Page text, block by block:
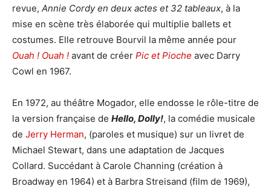
revue, Annie Cordy en deux actes et 32 tableaux, à la
mise en scène très élaborée qui multiplie ballets et
costumes. Elle retrouve Bourvil la même année pour
Ouah ! Ouah ! avant de créer Pic et Pioche avec Darry
Cowl en 1967.
En 1972, au théâtre Mogador, elle endosse le rôle-titre de
la version française de Hello, Dolly!, la comédie musicale
de Jerry Herman, (paroles et musique) sur un livret de
Michael Stewart, dans une adaptation de Jacques
Collard. Succédant à Carole Channing (création à
Broadway en 1964) et à Barbra Streisand (film de 1969),